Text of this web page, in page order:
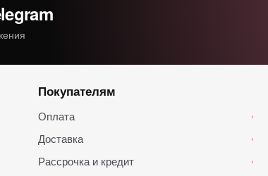
Покупателям
Оплата ›
Доставка ›
Рассрочка и кредит ›